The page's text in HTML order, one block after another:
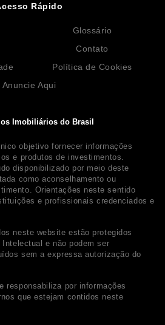
Imobiliários do Brasil
objetivo fornecer informações
e produtos de investimentos.
disponibilizado por meio deste
como aconselhamento ou
Orientações neste sentido
e profissionais credenciados e
neste website estão protegidos
e não podem ser
sem a expressa autorização do
responsabiliza por informações
que estejam contidos neste
Rápido
Glossário
Contato
Política de Cookies
Anuncie Aqui